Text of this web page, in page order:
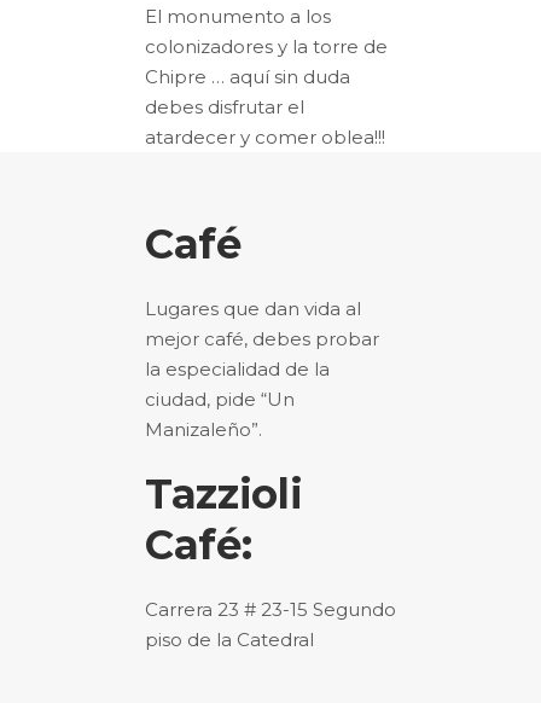
El monumento a los
colonizadores y la torre de
Chipre … aquí sin duda
debes disfrutar el
atardecer y comer oblea!!!
Café
Lugares que dan vida al
mejor café, debes probar
la especialidad de la
ciudad, pide “Un
Manizaleño”.
Tazzioli
Café:
Carrera 23 # 23-15 Segundo
piso de la Catedral